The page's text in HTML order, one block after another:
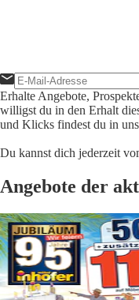
Erhalte Angebote,
willigst du in den Erhalt
und Klicks findest du in
Du kannst dich jederzeit
Angebote der